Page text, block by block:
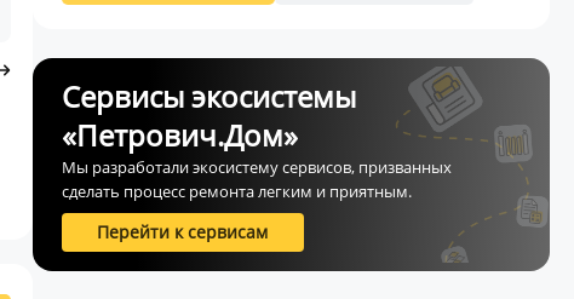
Сервисы экосистемы
«Петрович.Дом»
Мы разработали экосистему сервисов, призванных
сделать процесс ремонта легким и приятным.
Перейти к сервисам